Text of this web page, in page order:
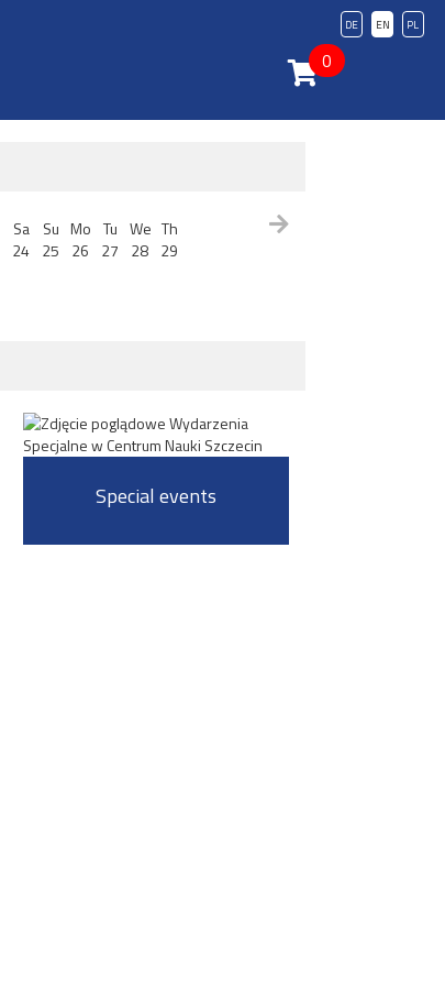
PL
EN
DE
0
Sa
24
Su
25
Mo
26
Tu
27
We
28
Th
29
Special events